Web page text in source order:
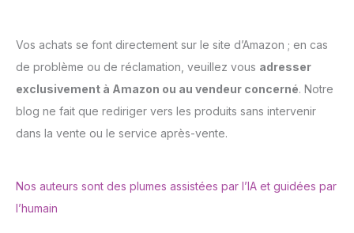
Vos achats se font directement sur le site d’Amazon ; en cas
de problème ou de réclamation, veuillez vous adresser
exclusivement à Amazon ou au vendeur concerné. Notre
blog ne fait que rediriger vers les produits sans intervenir
dans la vente ou le service après-vente.
Nos auteurs sont des plumes assistées par l’IA et guidées par
l’humain